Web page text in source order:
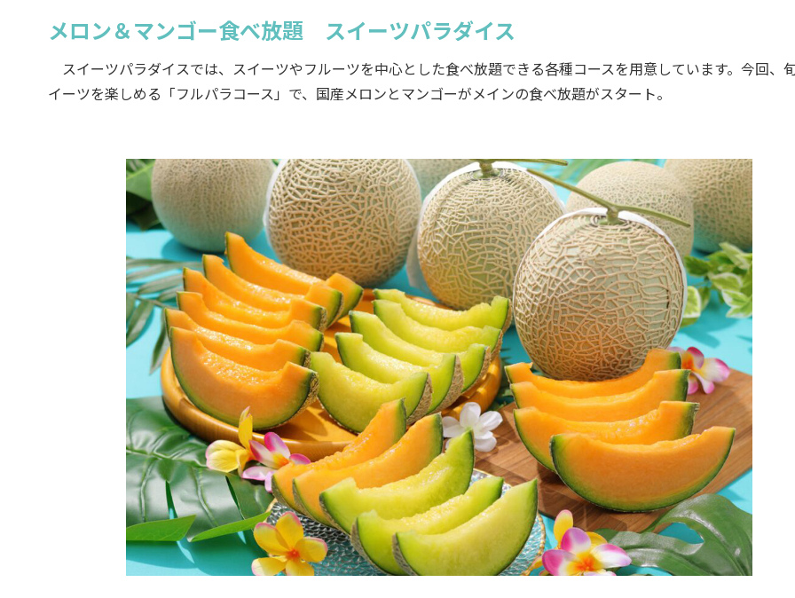
メロン＆マンゴー食べ放題 スイーツパラダイス
スイーツパラダイスでは、スイーツやフルーツを中心とした食べ放題できる各種コースを用意しています。今回、
イーツを楽しめる「フルパラコース」で、国産メロンとマンゴーがメインの食べ放題がスタート。